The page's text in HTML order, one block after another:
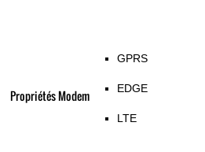
Propriétés Modem
GPRS
EDGE
LTE